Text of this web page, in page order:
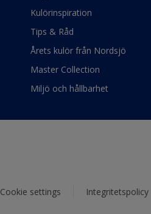
Kulörinspiration
Tips & Råd
Årets kulör från Nordsjö
Master Collection
Miljö och hållbarhet
Cookie settings Integritetspolicy